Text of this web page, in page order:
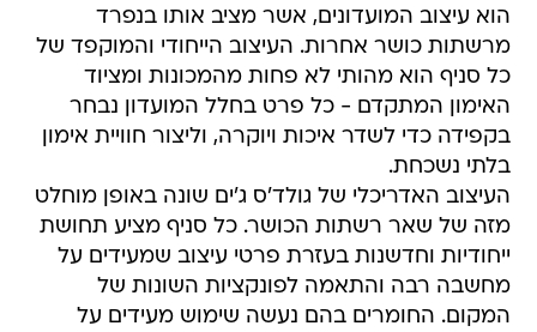
הוא עיצוב המועדונים, אשר מציב אותו בנפרד
מרשתות כושר אחרות. העיצוב הייחודי והמוקפד של
כל סניף הוא מהותי לא פחות מהמכונות ומציוד
האימון המתקדם - כל פרט בחלל המועדון נבחר
בקפידה כדי לשדר איכות ויוקרה, וליצור חוויית אימון
בלתי נשכחת.
העיצוב האדריכלי של גולד'ס ג'ים שונה באופן מוחלט
מזה של שאר רשתות הכושר. כל סניף מציע תחושת
ייחודיות וחדשנות בעזרת פרטי עיצוב שמעידים על
מחשבה רבה והתאמה לפונקציות השונות של
המקום. החומרים בהם נעשה שימוש מעידים על